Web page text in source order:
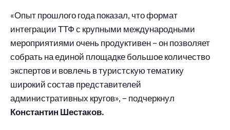
«Опыт прошлого года показал, что формат
интеграции ТТФ с крупными международными
мероприятиями очень продуктивен – он позволяет
собрать на единой площадке большое количество
экспертов и вовлечь в туристскую тематику
широкий состав представителей
административных кругов», – подчеркнул
Константин Шестаков.